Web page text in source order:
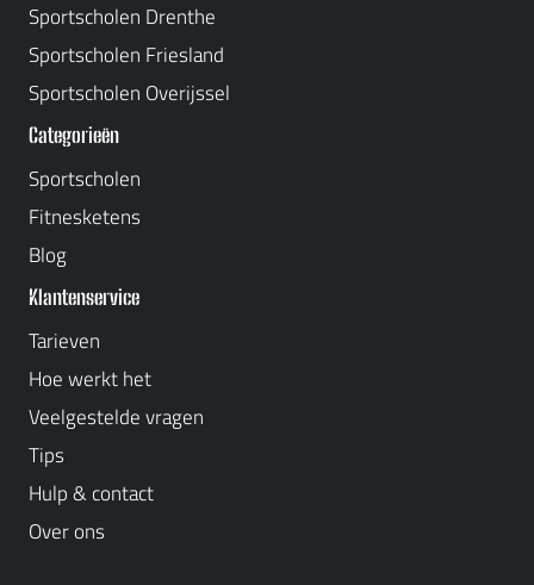
Sportscholen Drenthe
Sportscholen Friesland
Sportscholen Overijssel
Categorieën
Sportscholen
Fitnesketens
Blog
Klantenservice
Tarieven
Hoe werkt het
Veelgestelde vragen
Tips
Hulp & contact
Over ons